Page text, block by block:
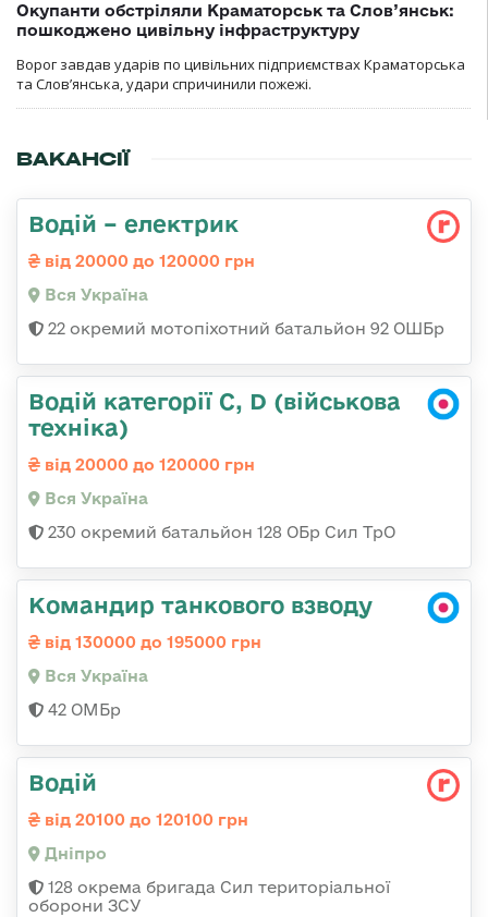
Окупанти обстріляли Краматорськ та Слов’янськ:
пошкоджено цивільну інфраструктуру
Ворог завдав ударів по цивільних підприємствах Краматорська
та Слов’янська, удари спричинили пожежі.
ВАКАНСІЇ
Водій – електрик
від 20000 до 120000 грн
Вся Україна
22 окремий мотопіхотний батальйон 92 ОШБр
Водій категорії C, D (військова
техніка)
від 20000 до 120000 грн
Вся Україна
230 окремий батальйон 128 ОБр Сил ТрО
Командир танкового взводу
від 130000 до 195000 грн
Вся Україна
42 ОМБр
Водій
від 20100 до 120100 грн
Дніпро
128 окрема бригада Сил територіальної
оборони ЗСУ